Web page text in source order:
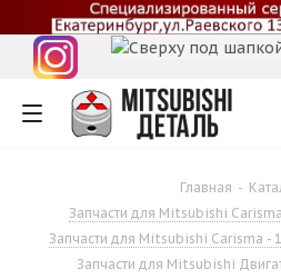
Главная -
Запчасти для Mitsubishi
Запчасти для Mitsubishi Carisma -
Запчасти для Mitsubishi